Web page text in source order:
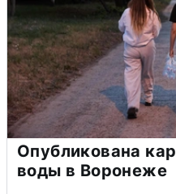
Опубликована
воды в Воронеже